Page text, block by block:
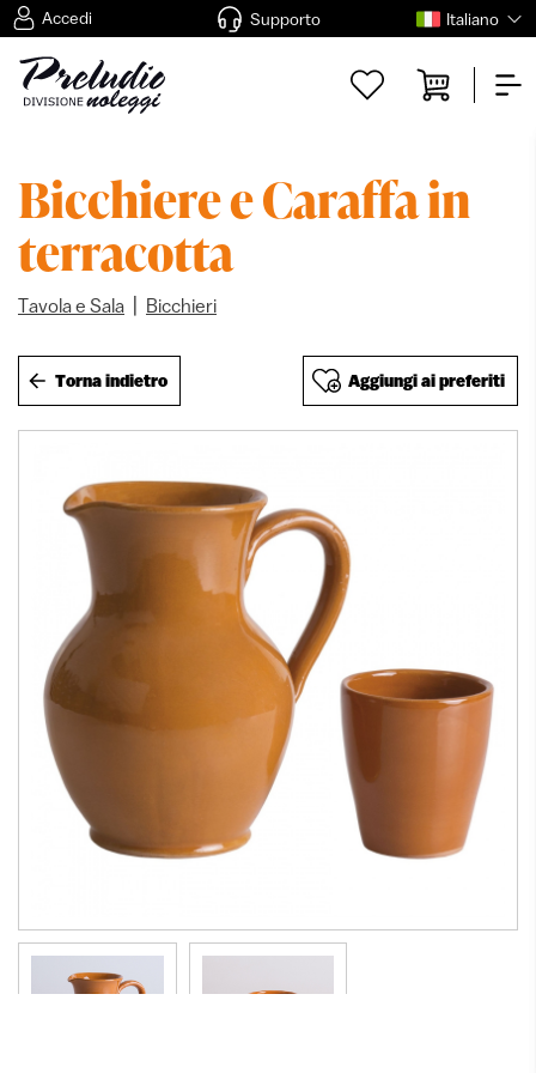
Accedi Supporto Italiano
Bicchiere e Caraffa in
terracotta
Tavola e Sala Bicchieri
Torna indietro Aggiungi ai preferiti